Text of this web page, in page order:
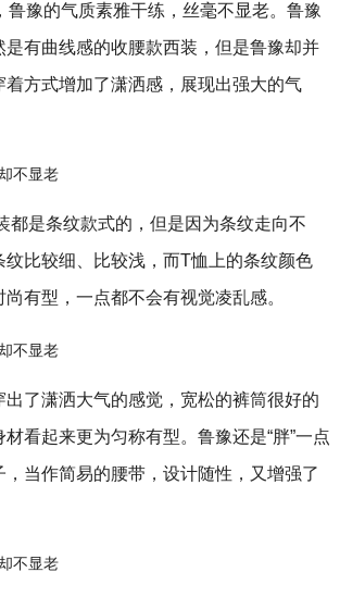
豫的气质素雅干练，丝毫不显老。鲁豫
有曲线感的收腰款西装，但是鲁豫却并
方式增加了潇洒感，展现出强大的气
都是条纹款式的，但是因为条纹走向不
比较细、比较浅，而T恤上的条纹颜色
有型，一点都不会有视觉凌乱感。
了潇洒大气的感觉，宽松的裤筒很好的
看起来更为匀称有型。鲁豫还是“胖”一点
当作简易的腰带，设计随性，又增强了